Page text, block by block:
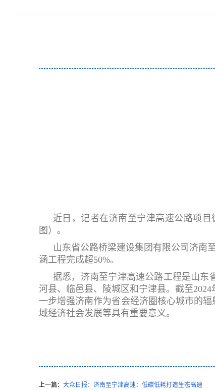
近日，记者在济南至宁津高速公路项
图）。
山东省公路桥梁建设集团有限公司济南
涵工程完成超50%。
据悉，济南至宁津高速公路工程是山东
河县、临邑县、陵城区和宁津县。截至
一步增强济南作为省会经济圈核心城市的
域经济社会发展等具有重要意义。
上一篇： 大众日报：济南至宁津高速：低碳低耗打造生态高速